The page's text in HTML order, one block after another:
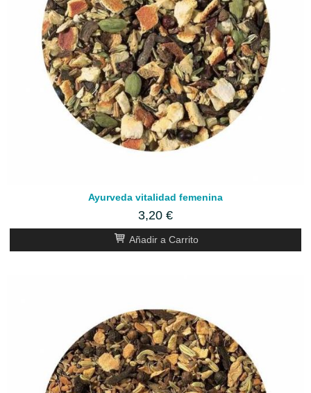
Ayurveda vitalidad femenina
3,20 €
Añadir a Carrito